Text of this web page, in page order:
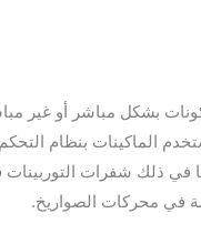
بشكل مباشر أو غير
الماكينات بنظام
في ذلك شفرات
في محركات الصواريخ.